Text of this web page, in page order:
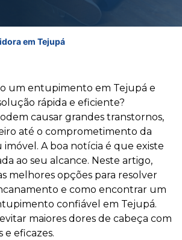
em Tejupá
um entupimento em Tejupá e
rápida e eficiente?
causar grandes transtornos,
até o comprometimento da
A boa notícia é que existe
ao seu alcance. Neste artigo,
melhores opções para resolver
e como encontrar um
confiável em Tejupá.
maiores dores de cabeça com
e eficazes.